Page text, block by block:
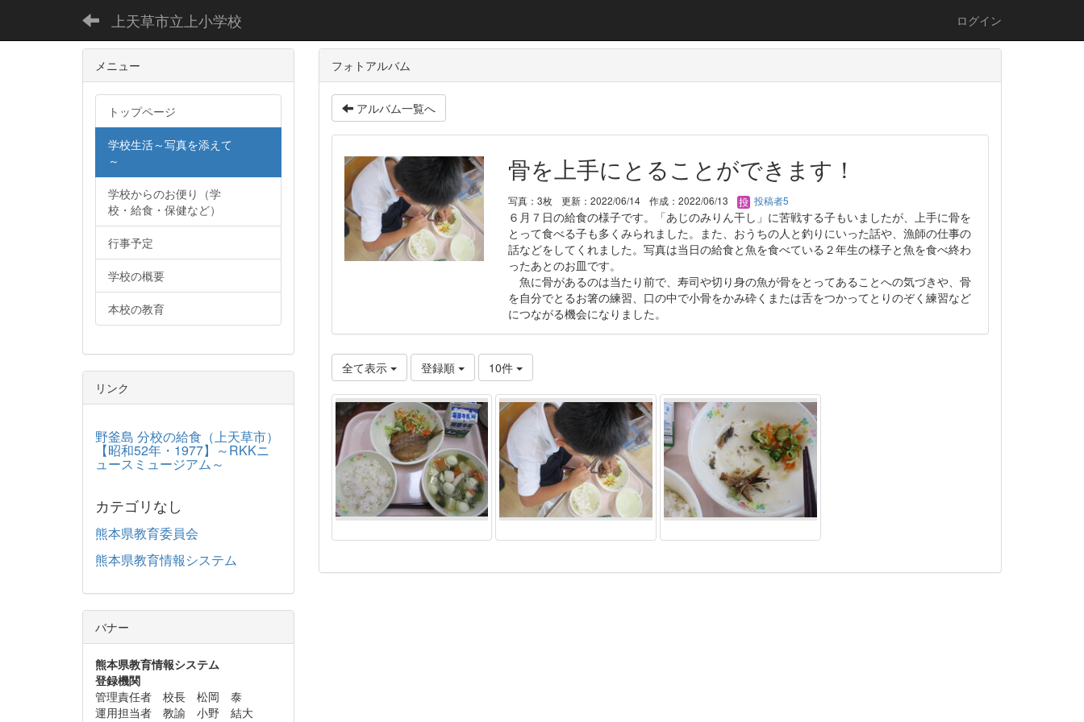
上天草市立上小学校 ログイン
フォトアルバム
アルバム一覧へ
骨を上手にとることができます！
写真：3枚 更新：2022/06/14 作成：2022/06/13 投稿者5
６月７日の給食の様子です。「あじのみりん干し」に苦戦する子もいましたが、上手に骨を
とって食べる子も多くみられました。また、おうちの人と釣りにいった話や、漁師の仕事の
話などをしてくれました。写真は当日の給食と魚を食べている２年生の様子と魚を食べ終わ
ったあとのお皿です。
魚に骨があるのは当たり前で、寿司や切り身の魚が骨をとってあることへの気づきや、骨
を自分でとるお箸の練習、口の中で小骨をかみ砕くまたは舌をつかってとりのぞく練習など
につながる機会になりました。
全て表示 登録順 10件
メニュー
トップページ
学校生活～写真を添えて
～
学校からのお便り（学
校・給食・保健など）
行事予定
学校の概要
本校の教育
リンク
野釜島 分校の給食（上天草市）
【昭和52年・1977】～RKKニ
ュースミュージアム～
カテゴリなし
熊本県教育委員会
熊本県教育情報システム
バナー
熊本県教育情報システム
登録機関
管理責任者 校長 松岡 泰
運用担当者 教諭 小野 結大